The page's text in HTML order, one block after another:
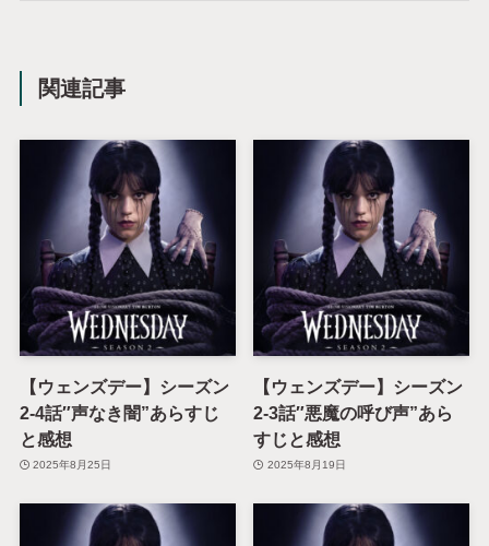
関連記事
【ウェンズデー】シーズン
2-4話″声なき闇”あらすじ
と感想
2025年8月25日
【ウェンズデー】シーズン
2-3話″悪魔の呼び声”あら
すじと感想
2025年8月19日